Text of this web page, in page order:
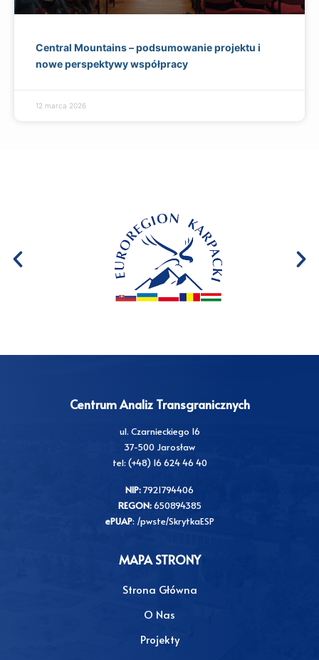
Central Mountains – podsumowanie projektu i
nowe perspektywy współpracy
12 marca 2026
Centrum Analiz Transgranicznych
ul. Czarnieckiego 16
37-500 Jarosław
tel: (+48) 16 624 46 40
NIP:7921794406
REGON:650894385
ePUAP: /pwste/SkrytkaESP
MAPA STRONY
Strona Główna
O Nas
Projekty